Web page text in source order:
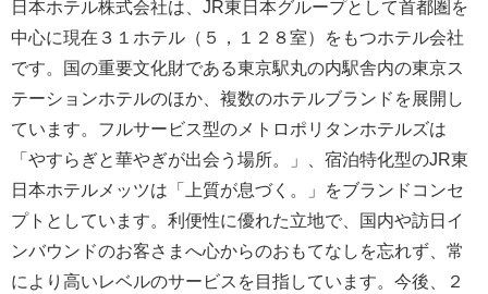
日本ホテル株式会社は、JR東日本グループとして首都圏を
中心に現在３１ホテル（５，１２８室）をもつホテル会社
です。国の重要文化財である東京駅丸の内駅舎内の東京ス
テーションホテルのほか、複数のホテルブランドを展開し
ています。フルサービス型のメトロポリタンホテルズは
「やすらぎと華やぎが出会う場所。」、宿泊特化型のJR東
日本ホテルメッツは「上質が息づく。」をブランドコンセ
プトとしています。利便性に優れた立地で、国内や訪日イ
ンバウンドのお客さまへ心からのおもてなしを忘れず、常
により高いレベルのサービスを目指しています。今後、２